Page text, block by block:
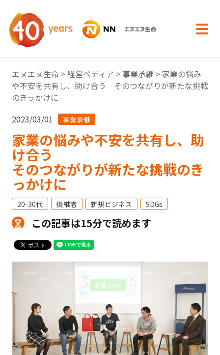
エヌエヌ生命 >経営ペディア > 事業承継 > 家業の悩み
や不安を共有し、助け合う そのつながりが新たな挑戦
のきっかけに
2023/03/01
事業承継
家業の悩みや不安を共有し、助
け合う
そのつながりが新たな挑戦のき
っかけに
20-30代 後継者 新規ビジネス SDGs
この記事は15分で読めます